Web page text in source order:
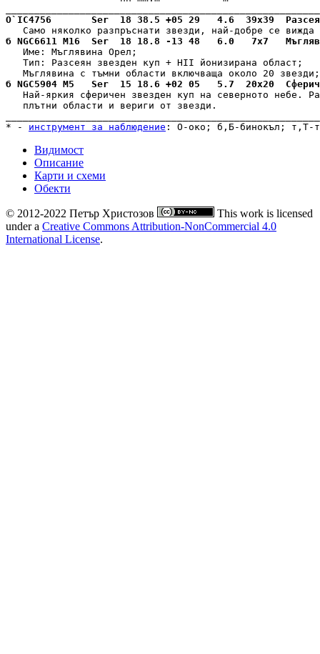
О`IC4756       Ser  18 38.5 +05 29   4.6  39x39
б NGC6611 M16  Ser  18 18.8 -13 48   6.0   7x7
   Име: Мъглявина Орел;
   Тип: Разсеян звезден куп + HII йонизирана област;
б NGC5904 M5   Ser  15 18.6 +02 05   5.7  20x20
Най-яркия сферичен звезден куп на северното небе.
   плътни области и вериги от звезди.
* - инструмент за наблюдение : О-око ; б,Б-бинокъл ; т,Т-
Видимост
Описание
Карти и схеми
Обекти
© 2012-2022 Петър Христозов
This work is licensed
under a Creative Commons Attribution-NonCommercial 4.0
International License.